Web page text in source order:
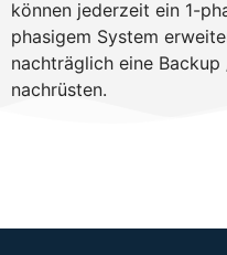
können jederzeit ein 1-
phasigem System
nachträglich eine
nachrüsten.